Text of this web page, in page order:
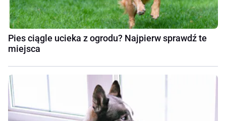
Pies ciągle ucieka z ogrodu? Najpierw sprawdź te
miejsca